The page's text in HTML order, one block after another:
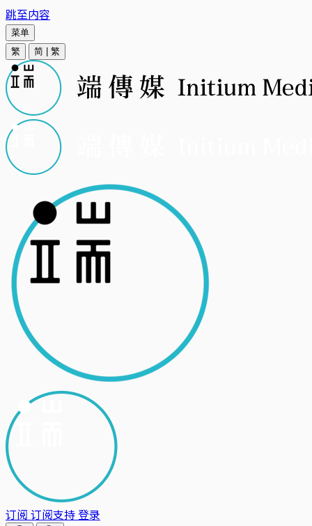
跳至内容
菜单
繁
简 繁
订阅 订阅支持登录